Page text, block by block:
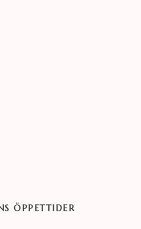
ÖPPETTIDER